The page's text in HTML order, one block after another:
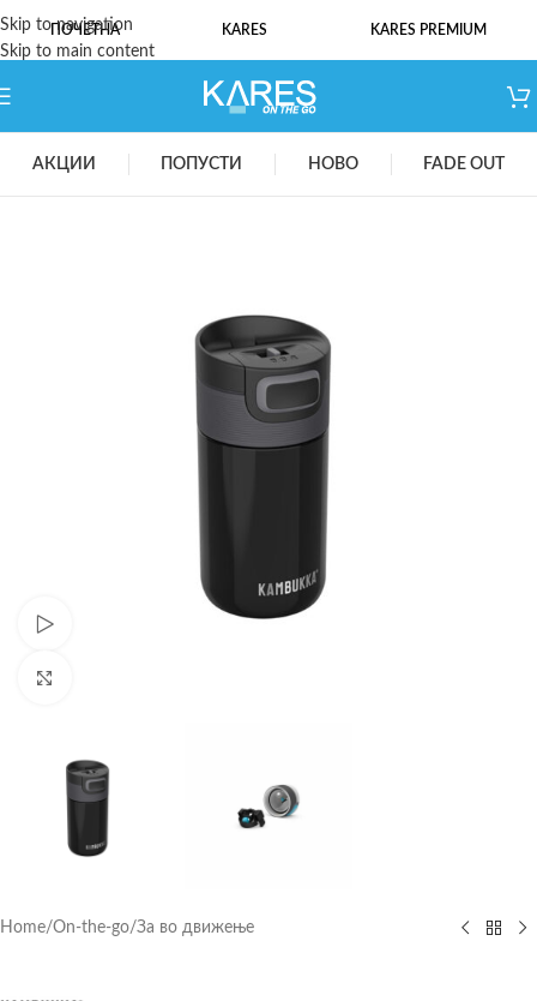
Skip to navigation
Skip to main content
ПОЧЕТНА KARES KARES PREMIUM
АКЦИИ ПОПУСТИ НОВО FADE OUT
Home/On-the-go/За во движење